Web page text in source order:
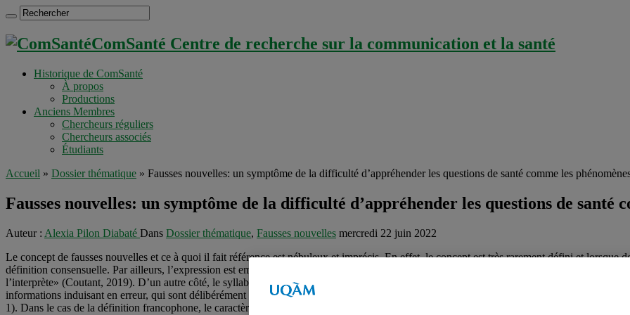
ComSanté Centre de recherche sur la communication et la santé
Historique de ComSanté
À propos
Productions
Anciens Membres
Chercheurs réguliers
Chercheurs associés
Étudiants
Accueil » Dossier thématique » Fausses nouvelles: un symptôme de la difficulté d’appréhender les questions de santé comme les
Fausses nouvelles: un symptôme de la difficulté d’appréhender les questions de santé
Auteur : Alexia Pilon Diabaté Dans Dossier thématique, Fausses nouvelles mercredi 22 juin 2022
Le concept de fausses nouvelles et ce à quoi il fait référence est nébuleux et imprécis. En effet, le concept est très rarement défini et lorsque
définition consensuelle. Par ailleurs, l’expression est employée dans tant de concepts que certains chercheurs francophones ont fini par
l’interprète» (Coutant, 2019). D’un autre côté, le syllabus des études critiques de la désinformation produit par des chercheurs anglophones
informations induisant en erreur, qui sont délibérément partagées pour l’atteinte d’un gain, pour causer du tort et/ou pour faire avancer un
1). Dans le cas de la définition francophone, le caractère faux de la nouvelle dépend de l’interprétation qu’en fait le receveur du message.